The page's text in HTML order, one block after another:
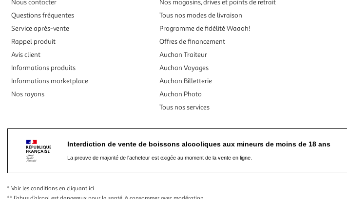
Nous contacter
Questions fréquentes
Service après-vente
Rappel produit
Avis client
Informations produits
Informations marketplace
Nos rayons
Nos magasins, drives et points de retrait
Tous nos modes de livraison
Programme de fidélité Waaoh!
Offres de financement
Auchan Traiteur
Auchan Voyages
Auchan Billetterie
Auchan Photo
Tous nos services
Interdiction de vente de boissons alcooliques aux mineurs de moins de 18 ans
La preuve de majorité de l'acheteur est exigée au moment de la vente en ligne.
* Voir les conditions en cliquant ici